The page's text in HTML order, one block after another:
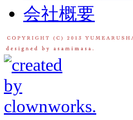
会社概要